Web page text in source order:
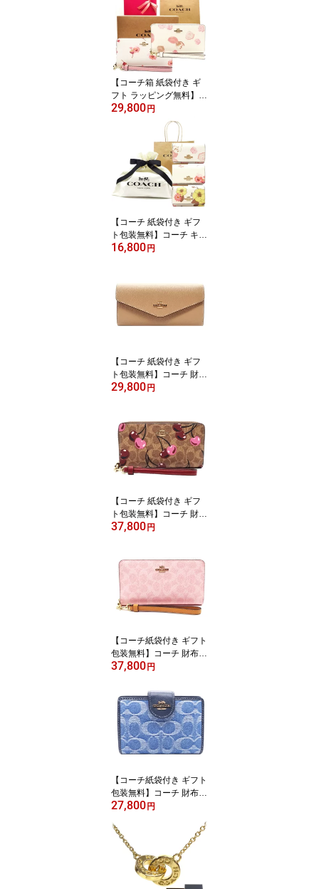
【新作・新品・正規品】
シャネル財布 CHANEL
財布【シャネル サイフ】
【ブランド】【楽ギフ_
包装】【02P01Oct16】
【コーチ箱 紙袋付き ギ
フト ラッピング無料】コ
ーチ 財布 COACH 長財
布 フローラルプリント
花柄 アコーディオン長財
布 CR-625 C4455 IMCA
H COACH【新作 新品 限
定モデル】【COACH コ
ーチ】【サイフ さいふ】
【楽ギフ_包装】【コン
ビニ受取対応商品】【あ
す楽】
29,800円
【コーチ 紙袋付き ギフ
ト包装無料】コーチ キー
ケース フローラルプリン
79 ICI799 IMCAH 【COA
CH コーチ 】【ブランド
キーケース】【新作モデ
ル・新品】【楽ギフ_包
【あす楽】
16,800円
【コーチ 紙袋付き ギフ
ト包装無料】コーチ 財布
COACH 長財布 クロスグ
OACH【新作 新品 限定
モデル】【COACH コー
チ】【サイフ さいふ】
【楽ギフ_包装】【コン
ビニ受取対応商品】【あ
29,800円
【コーチ 紙袋付き ギフ
ト包装無料】コーチ 財布
COACH 長財布 シグネチ
ン長財布 CZ-328 IMTAM
COACH ブランド サイフ
【新作 新品 限定モデ
ル】【COACH コーチ】
【サイフ さいふ】【楽ギ
取対応商品】
37,800円
【コーチ紙袋付き ギフト
包装無料】コーチ 財布 C
OACH 長財布 シグネチ
布 CEC-20 CW-778 IMP
O ピンク COACH ブラン
ド サイフ【新作 新品 限
定モデル】【COACH コ
ーチ】【サイフ さいふ】
【楽ギフ_包装】【コン
す楽】
37,800円
【コーチ紙袋付き ギフト
包装無料】コーチ 財布 C
OACH デニム シグネチ
布 CDF-12 IMTYV COAC
H【2026 新作 新品】【C
OACH コーチ】【サイフ
さいふ 財布】【COACH
ブランド サイフ】【楽ギ
27,800円